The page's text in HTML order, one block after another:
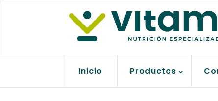
Inicio Productos